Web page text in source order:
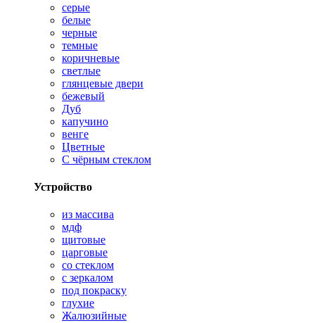
серые
белые
черные
темные
коричневые
светлые
глянцевые двери
бежевый
Дуб
капучино
венге
Цветные
С чёрным стеклом
Устройство
из массива
мдф
щитовые
царговые
со стеклом
с зеркалом
под покраску
глухие
Жалюзийные